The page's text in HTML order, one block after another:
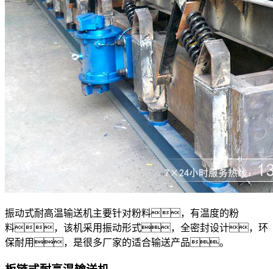
振动式耐高温输送机主要针对粉料，有温度的粉
料，该机采用振动形式，全密封设计，环
保耐用，是很多厂家的适合输送产品。